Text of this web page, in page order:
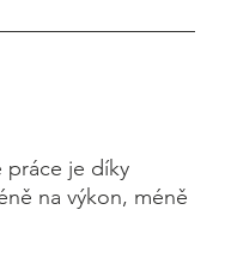
je díky
na výkon, méně